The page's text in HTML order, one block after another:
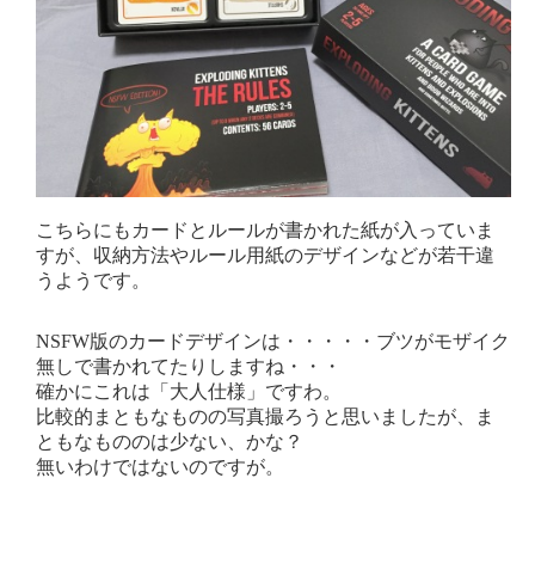
こちらにもカードとルールが書かれた紙が入っていま
すが、収納方法やルール用紙のデザインなどが若干違
うようです。
NSFW版のカードデザインは・・・・・ブツがモザイク
無しで書かれてたりしますね・・・
確かにこれは「大人仕様」ですわ。
比較的まともなものの写真撮ろうと思いましたが、ま
ともなもののは少ない、かな？
無いわけではないのですが。